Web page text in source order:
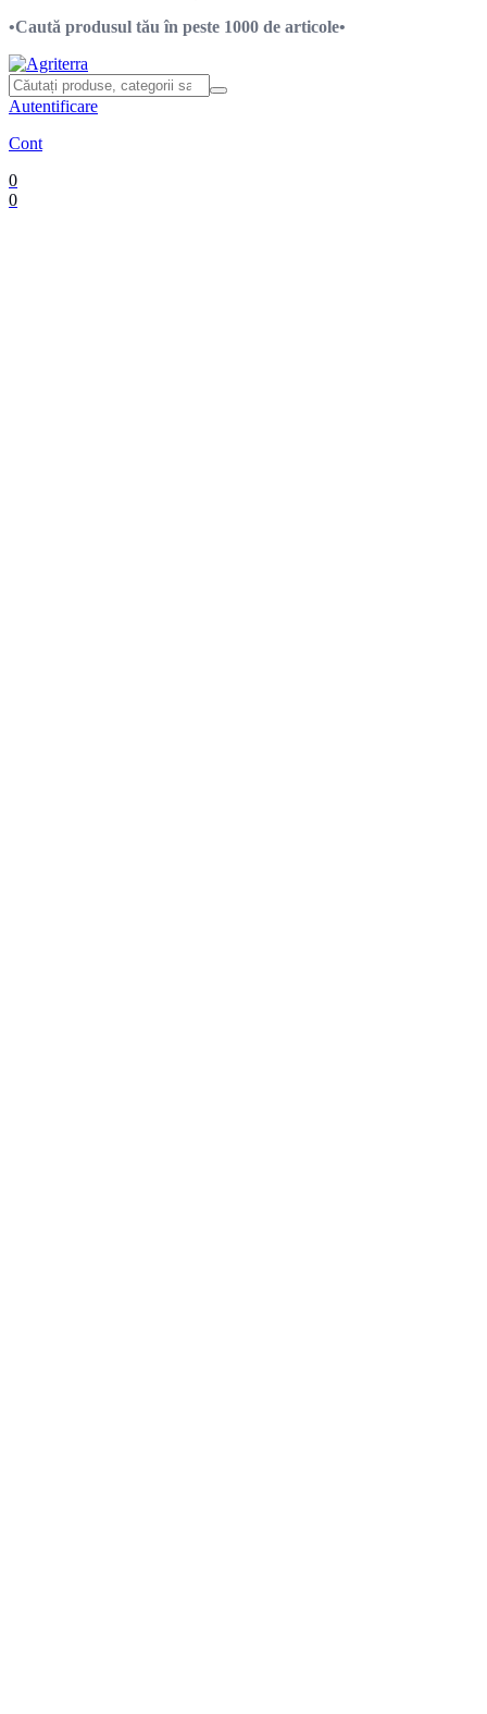
•Caută produsul tău în peste 1000 de articole•
Autentificare
Cont
0
0